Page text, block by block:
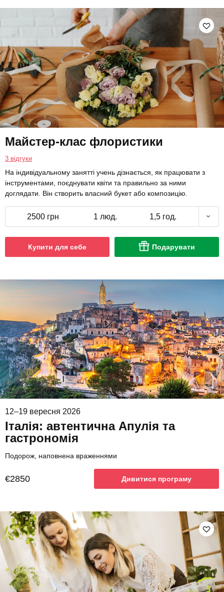
Майстер-клас флористики
3 відгуки
На індивідуальному занятті учень дізнається, як працювати з
інструментами, поєднувати квіти та правильно за ними
доглядати. Він створить власний букет або композицію.
2500 грн 1 люд. 1,5 год.
Купити для себе Подарувати
12–19 вересня 2026
Італія: автентична Апулія та
гастрономія
Подорож, наповнена враженнями
€2850 Дивитися програму